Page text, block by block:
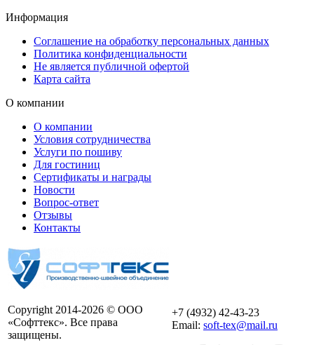
Информация
Соглашение на обработку персональных данных
Политика конфиденциальности
Не является публичной офертой
Карта сайта
О компании
О компании
Условия сотрудничества
Услуги по пошиву
Для гостиниц
Сертификаты и награды
Новости
Вопрос-ответ
Отзывы
Контакты
Copyright 2014-2026 © ООО
«Софттекс». Все права
защищены.
+7 (4932) 42-43-23
Email: soft-tex@mail.ru